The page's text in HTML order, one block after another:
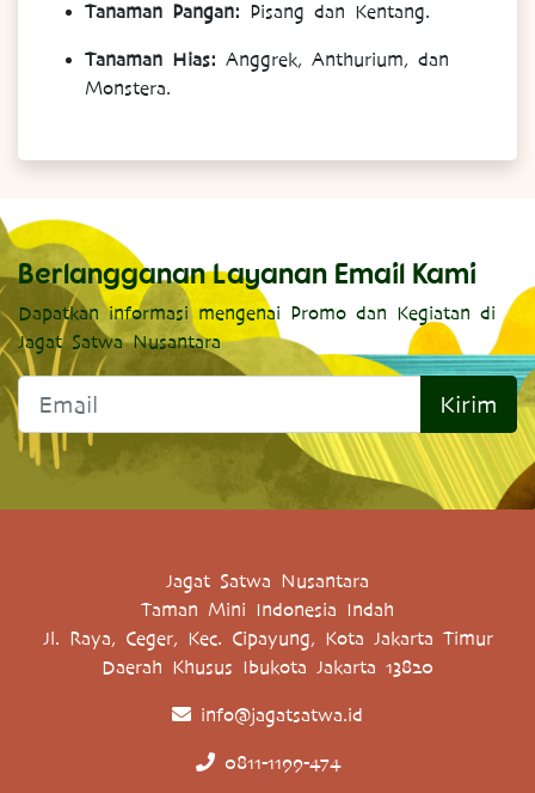
Tanaman Pangan: Pisang dan Kentang.
Tanaman Hias: Anggrek, Anthurium, dan
Monstera.
Berlangganan Layanan Email Kami
Dapatkan informasi mengenai Promo dan Kegiatan di
Jagat Satwa Nusantara
Kirim
Jagat Satwa Nusantara
Taman Mini Indonesia Indah
Jl. Raya, Ceger, Kec. Cipayung, Kota Jakarta Timur
Daerah Khusus Ibukota Jakarta 13820
info@jagatsatwa.id
0811-1199-474